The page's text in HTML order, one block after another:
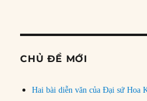
CHỦ ĐỀ MỚI
Hai bài diễn văn của Đại sứ Hoa